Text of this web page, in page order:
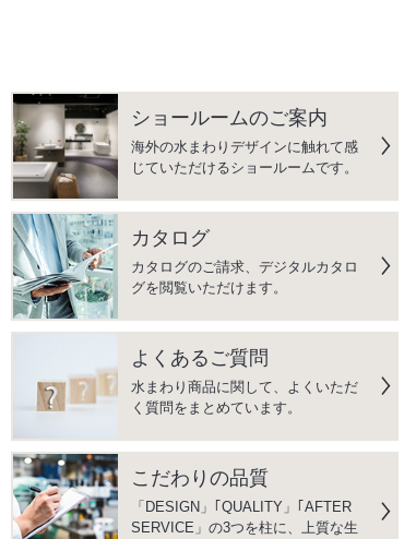
ショールームのご案内
海外の水まわりデザインに触れて感
じていただけるショールームです。
カタログ
カタログのご請求、デジタルカタロ
グを閲覧いただけます。
よくあるご質問
水まわり商品に関して、よくいただ
く質問をまとめています。
こだわりの品質
「DESIGN」｢QUALITY」｢AFTER
SERVICE」の3つを柱に、上質な生